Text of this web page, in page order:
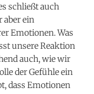
schließt auch
aber ein
Emotionen. Was
unsere Reaktion
auch, wie wir
der Gefühle ein
dass Emotionen